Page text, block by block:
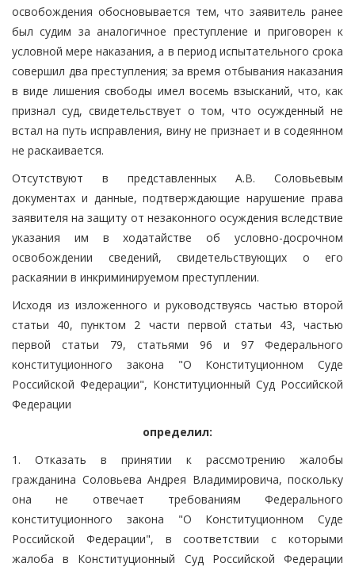
освобождения обосновывается тем, что заявитель ранее
был судим за аналогичное преступление и приговорен к
условной мере наказания, а в период испытательного срока
совершил два преступления; за время отбывания наказания
в виде лишения свободы имел восемь взысканий, что, как
признал суд, свидетельствует о том, что осужденный не
встал на путь исправления, вину не признает и в содеянном
не раскаивается.
Отсутствуют в представленных А.В. Соловьевым
документах и данные, подтверждающие нарушение права
заявителя на защиту от незаконного осуждения вследствие
указания им в ходатайстве об условно-досрочном
освобождении сведений, свидетельствующих о его
раскаянии в инкриминируемом преступлении.
Исходя из изложенного и руководствуясь частью второй
статьи 40, пунктом 2 части первой статьи 43, частью
первой статьи 79, статьями 96 и 97 Федерального
конституционного закона "О Конституционном Суде
Российской Федерации", Конституционный Суд Российской
Федерации
определил:
1. Отказать в принятии к рассмотрению жалобы
гражданина Соловьева Андрея Владимировича, поскольку
она не отвечает требованиям Федерального
конституционного закона "О Конституционном Суде
Российской Федерации", в соответствии с которыми
жалоба в Конституционный Суд Российской Федерации